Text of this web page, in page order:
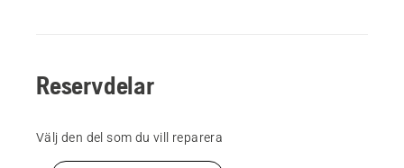
Reservdelar
Välj den del som du vill reparera